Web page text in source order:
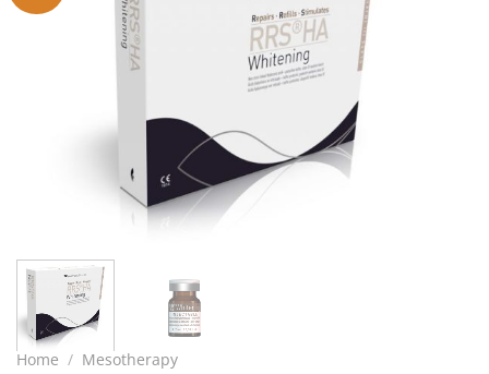
Home / Mesotherapy